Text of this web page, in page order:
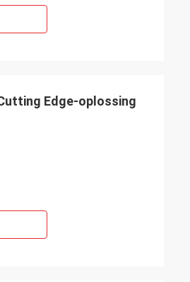
Edge-oplossing